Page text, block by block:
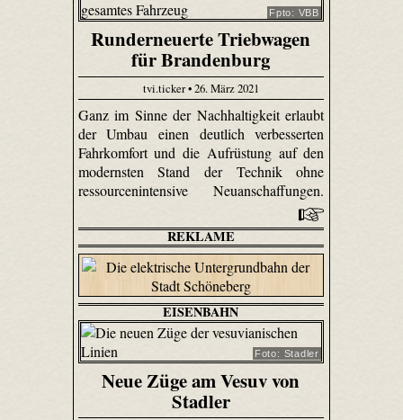
Fpto: VBB
Runderneuerte Triebwagen
für Brandenburg
tvi.ticker • 26. März 2021
Ganz im Sinne der Nachhaltigkeit erlaubt
der Umbau einen deutlich verbesserten
Fahrkomfort und die Aufrüstung auf den
modernsten Stand der Technik ohne
ressourcenintensive Neuanschaffungen.
REKLAME
EISENBAHN
Foto: Stadler
Neue Züge am Vesuv von
Stadler